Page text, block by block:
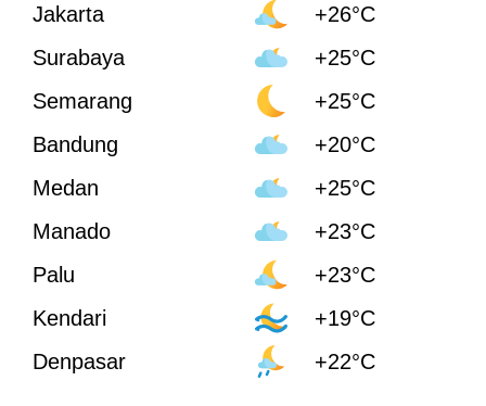
Jakarta
+26°C
Surabaya
+25°C
Semarang
+25°C
Bandung
+20°C
Medan
+25°C
Manado
+23°C
Palu
+23°C
Kendari
+19°C
Denpasar
+22°C